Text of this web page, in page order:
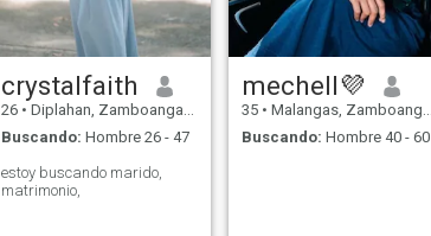
crystalfaith
26 • Diplahan, Zamboanga Sibugay, Filipinas
Buscando: Hombre 26 - 47
estoy buscando marido,
matrimonio,
mechell💜
35 • Malangas, Zamboanga Sibugay, Filipinas
Buscando: Hombre 40 - 60